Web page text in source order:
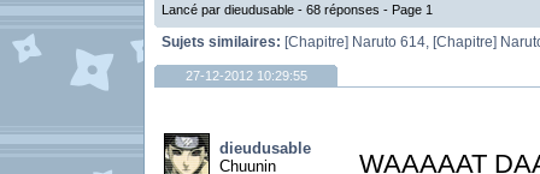
Lancé par dieudusable - 68 réponses - Page 1
Sujets similaires: [Chapitre] Naruto 614, [Chapitre]
27-12-2012 10:29:55
dieudusable
Chuunin
WAAAAAT